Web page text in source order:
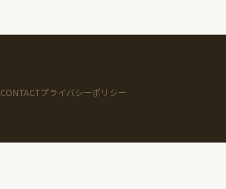
CONTACTプライバシーポリシー